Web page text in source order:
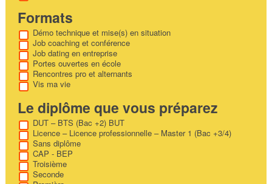
Formats
Démo technique et mise(s) en situation
Job coaching et conférence
Job dating en entreprise
Portes ouvertes en école
Rencontres pro et alternants
Vis ma vie
Le diplôme que vous préparez
DUT – BTS (Bac +2) BUT
Licence – Licence professionnelle – Master 1 (Bac +3/4)
Sans diplôme
CAP - BEP
Troisième
Seconde